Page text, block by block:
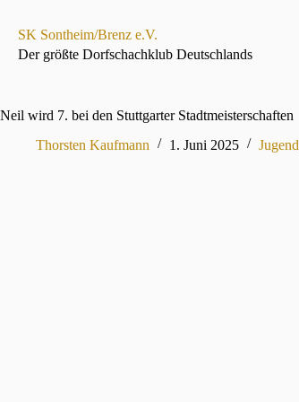
springen
SK Sontheim/Brenz e.V.
Der größte Dorfschachklub Deutschlands
Neil wird 7. bei den Stuttgarter Stadtmeisterschaften
Thorsten Kaufmann
1. Juni 2025 Jugend